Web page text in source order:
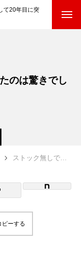
て20年目に突
Ski Area
のは驚きでし
ストック無しでも降りてこれたのは驚きでした。
ピーする